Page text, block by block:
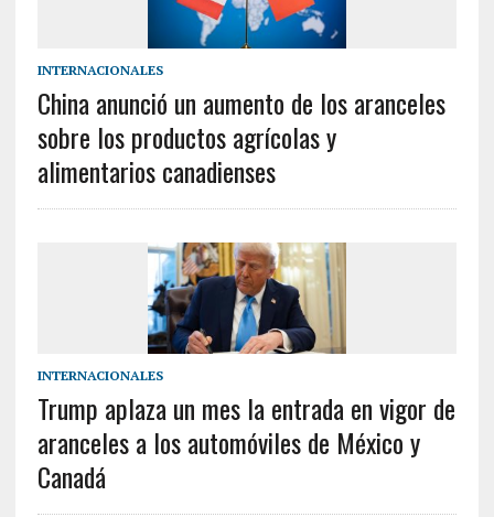
INTERNACIONALES
China anunció un aumento de los aranceles
sobre los productos agrícolas y
alimentarios canadienses
INTERNACIONALES
Trump aplaza un mes la entrada en vigor de
aranceles a los automóviles de México y
Canadá